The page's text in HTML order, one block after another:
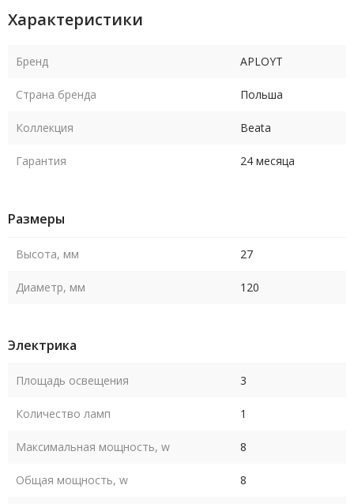
Характеристики
Бренд APLOYT
Страна бренда Польша
Коллекция Beata
Гарантия 24 месяца
Размеры
Высота, мм 27
Диаметр, мм 120
Электрика
Площадь освещения 3
Количество ламп 1
Максимальная мощность, w 8
Общая мощность, w 8